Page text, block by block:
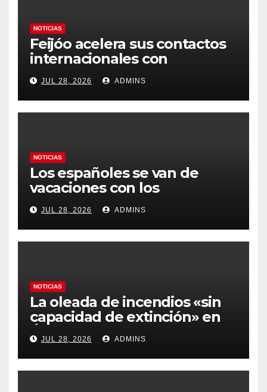
NOTICIAS
Feijóo acelera sus contactos
internacionales con
Latinoamérica como socio
prioritario en su agenda de
gobierno
JUL 28, 2026 ADMINS
NOTICIAS
Los españoles se van de
vacaciones con los
carburantes hasta un 21%
más caros que el año pasado
y los hoteles disparados
JUL 28, 2026 ADMINS
NOTICIAS
La oleada de incendios «sin
capacidad de extinción» en
Ávila y al oeste de Madrid
obliga a declarar la
emergencia nacional
JUL 28, 2026 ADMINS